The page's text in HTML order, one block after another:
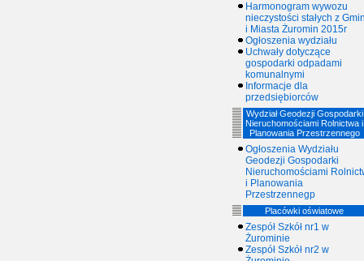
Harmonogram wywozu
nieczystości stałych z
i Miasta Żuromin 2015r
Ogłoszenia wydziału
Uchwały dotyczące
gospodarki odpadami
komunalnymi
Informacje dla
przedsiębiorców
Wydział Geodezji Gospodarki
Nieruchomościami Rolnictwa i
Planowania Przestrzennego
Ogłoszenia Wydziału
Geodezji Gospodarki
Nieruchomościami
i Planowania
Przestrzennegp
Placówki oświatowe
Zespół Szkół nr1 w
Żurominie
Zespół Szkół nr2 w